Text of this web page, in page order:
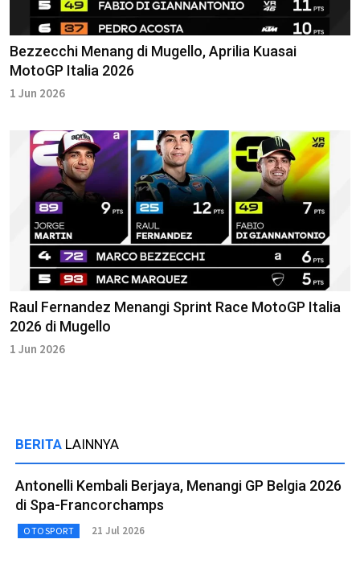
Bezzecchi Menang di Mugello, Aprilia Kuasai
MotoGP Italia 2026
1 Jun 2026
Raul Fernandez Menangi Sprint Race MotoGP Italia
2026 di Mugello
1 Jun 2026
BERITA LAINNYA
Antonelli Kembali Berjaya, Menangi GP Belgia 2026
di Spa-Francorchamps
OTOSPORT 21 Jul 2026